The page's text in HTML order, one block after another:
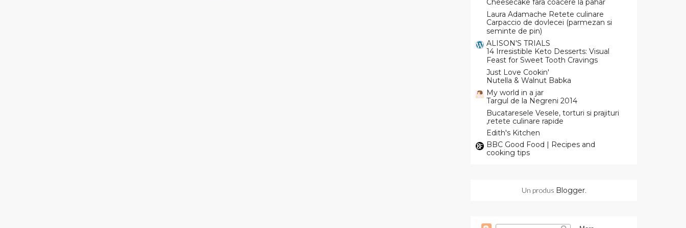
Cheesecake fara coacere la pahar
Laura Adamache Retete culinare
Carpaccio de dovlecei (parmezan si
seminte de pin)
ALISON'S TRIALS
14 Irresistible Keto Desserts: Visual
Feast for Sweet Tooth Cravings
Just Love Cookin'
Nutella & Walnut Babka
My world in a jar
Targul de la Negreni 2014
Bucataresele Vesele, torturi si prajituri
,retete culinare rapide
Edith's Kitchen
BBC Good Food | Recipes and
cooking tips
Un produs Blogger.